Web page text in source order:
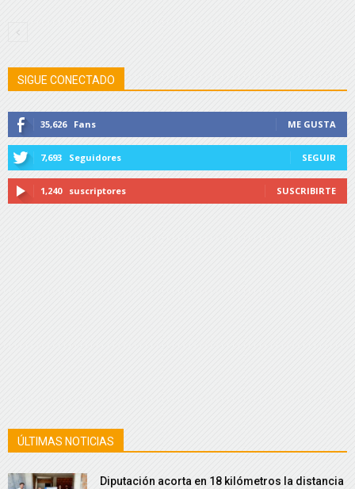
SIGUE CONECTADO
35,626 Fans ME GUSTA
7,693 Seguidores SEGUIR
1,240 suscriptores SUSCRIBIRTE
ÚLTIMAS NOTICIAS
Diputación acorta en 18 kilómetros la distancia